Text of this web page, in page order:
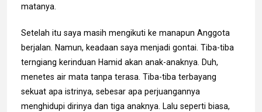
matanya.
Setelah itu saya masih mengikuti ke manapun Anggota
berjalan. Namun, keadaan saya menjadi gontai. Tiba-tiba
terngiang kerinduan Hamid akan anak-anaknya. Duh,
menetes air mata tanpa terasa. Tiba-tiba terbayang
sekuat apa istrinya, sebesar apa perjuangannya
menghidupi dirinya dan tiga anaknya. Lalu seperti biasa,